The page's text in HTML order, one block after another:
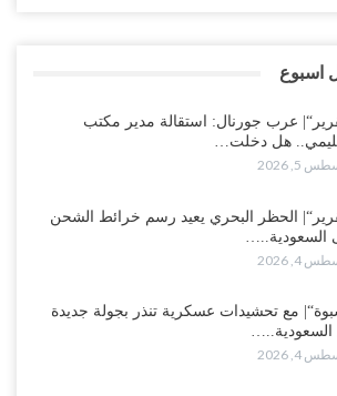
اسبوع
عرب جورنال: استقالة مدير مكتب
هل دخلت…
5, 2026
الحظر البحري يعيد رسم خرائط الشحن
السعودية..…
4, 2026
مع تحشيدات عسكرية تنذر بجولة جديدة
السعودية..…
4, 2026